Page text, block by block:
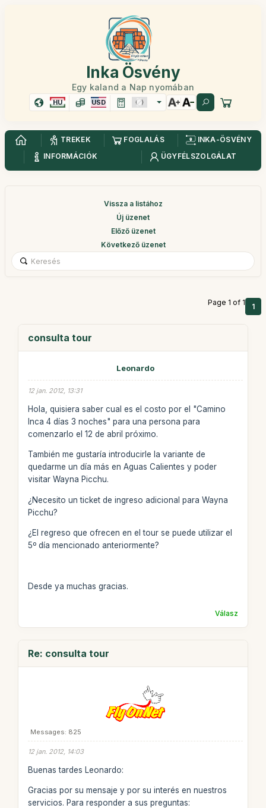
Inka Ösvény
Egy kaland a Nap nyomában
HU USD
TREKEK FOGLALÁS
INKA-ÖSVÉNY
INFORMÁCIÓK
ÜGYFÉLSZOLGÁLAT
Vissza a listához
Új üzenet
Előző üzenet
Következő üzenet
Page 1 of 1 1
consulta tour
Leonardo
12 jan. 2012, 13:31
Hola, quisiera saber cual es el costo por el "Camino
Inca 4 días 3 noches" para una persona para
comenzarlo el 12 de abril próximo.
También me gustaría introducirle la variante de
quedarme un día más en Aguas Calientes y poder
visitar Wayna Picchu.
¿Necesito un ticket de ingreso adicional para Wayna
Picchu?
¿El regreso que ofrecen en el tour se puede utilizar el
5º día mencionado anteriormente?
Desde ya muchas gracias.
Válasz
Re: consulta tour
Messages: 825
12 jan. 2012, 14:03
Buenas tardes Leonardo:
Gracias por su mensaje y por su interés en nuestros
servicios. Para responder a sus preguntas: